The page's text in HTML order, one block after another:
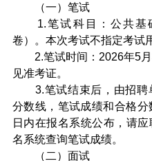
（一）笔试
1.笔试科目：公共基
卷）。本次考试不指定考试
2.笔试时间：2026年5月
见准考证。
3.笔试结束后，由招聘
分数线，笔试成绩和合格
日内在报名系统公布，请
名系统查询笔试成绩。
（二）面试